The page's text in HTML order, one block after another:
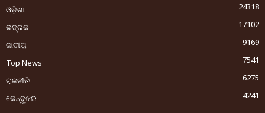
ଓଡ଼ିଶା
24318
ଭଦ୍ରକ
17102
ଜାତୀୟ
9169
Top News
7541
ରାଜନୀତି
6275
କେନ୍ଦୁଝର
4241